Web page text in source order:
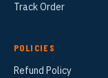
Track Order
POLICIES
Refund Policy